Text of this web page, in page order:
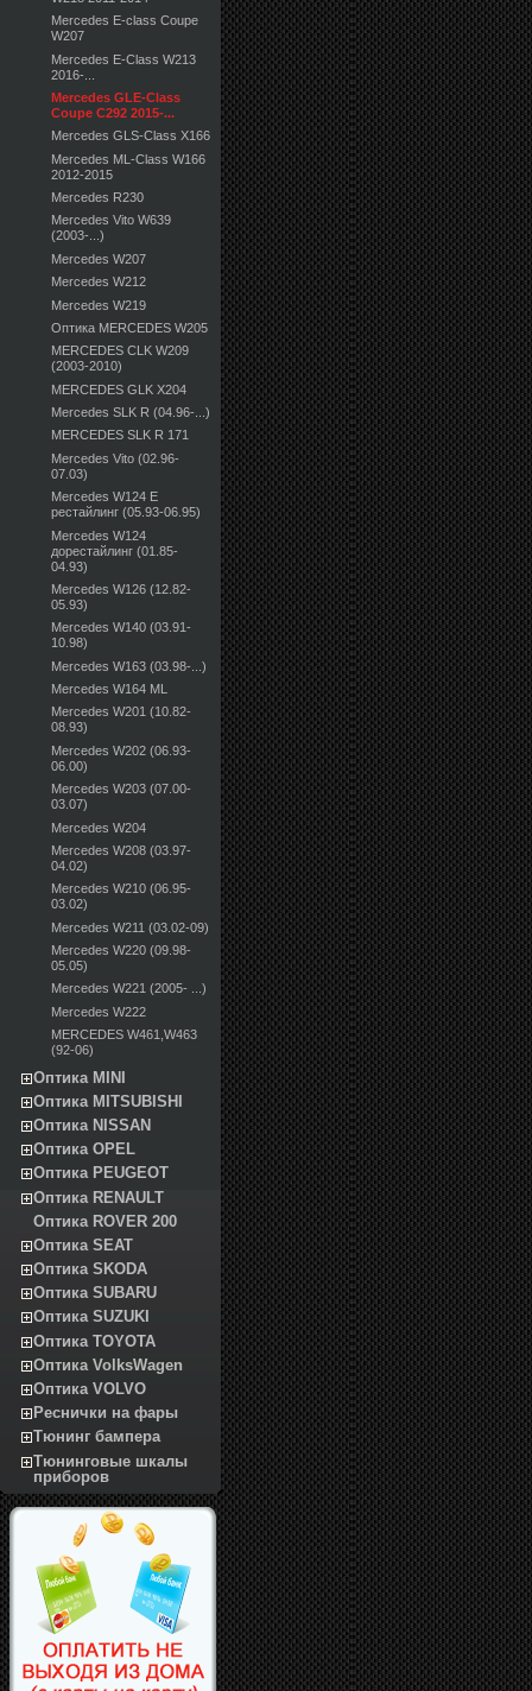
Mercedes E-class Coupe
W207
Mercedes E-Class W213
2016-...
Mercedes GLE-Class
Coupe C292 2015-...
Mercedes GLS-Class X166
Mercedes ML-Class W166
2012-2015
Mercedes R230
Mercedes Vito W639
(2003-...)
Mercedes W207
Mercedes W212
Mercedes W219
Оптика MERCEDES W205
MERCEDES CLK W209
(2003-2010)
MERCEDES GLK X204
Mercedes SLK R (04.96-...)
MERCEDES SLK R 171
Mercedes Vito (02.96-
07.03)
Mercedes W124 E
рестайлинг (05.93-06.95)
Mercedes W124
дорестайлинг (01.85-
04.93)
Mercedes W126 (12.82-
05.93)
Mercedes W140 (03.91-
10.98)
Mercedes W163 (03.98-...)
Mercedes W164 ML
Mercedes W201 (10.82-
08.93)
Mercedes W202 (06.93-
06.00)
Mercedes W203 (07.00-
03.07)
Mercedes W204
Mercedes W208 (03.97-
04.02)
Mercedes W210 (06.95-
03.02)
Mercedes W211 (03.02-09)
Mercedes W220 (09.98-
05.05)
Mercedes W221 (2005- ...)
Mercedes W222
MERCEDES W461,W463
(92-06)
Оптика MINI
Оптика MITSUBISHI
Оптика NISSAN
Оптика OPEL
Оптика PEUGEOT
Оптика RENAULT
Оптика ROVER 200
Оптика SEAT
Оптика SKODA
Оптика SUBARU
Оптика SUZUKI
Оптика TOYOTA
Оптика VolksWagen
Оптика VOLVO
Реснички на фары
Тюнинг бампера
Тюнинговые шкалы
приборов